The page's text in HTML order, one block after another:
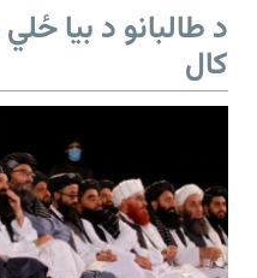
د طالبانو د بیا
کال